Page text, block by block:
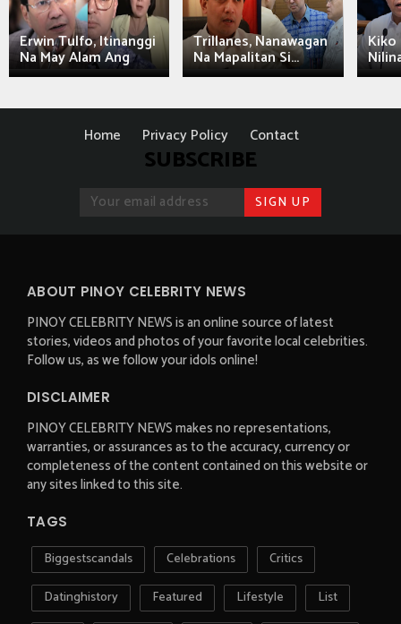
Erwin Tulfo, Itinanggi
Na May Alam Ang
Trillanes, Nanawagan
Na Mapalitan Si...
Kiko
Home Privacy Policy Contact
SUBSCRIBE
ABOUT PINOY CELEBRITY NEWS
PINOY CELEBRITY NEWS is an online source of latest
stories, videos and photos of your favorite local celebrities.
Follow us, as we follow your idols online!
DISCLAIMER
PINOY CELEBRITY NEWS makes no representations,
warranties, or assurances as to the accuracy, currency or
completeness of the content contained on this website or
any sites linked to this site.
TAGS
Biggestscandals Celebrations
Critics
Datinghistory
Featured Lifestyle
List